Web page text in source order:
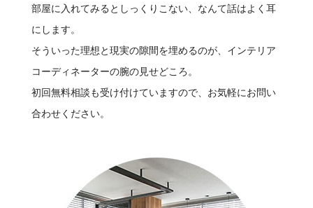
部屋に入れてみるとしっくりこない、なんて話はよく耳
にします。
そういった理想と現実の隙間を埋めるのが、インテリア
コーディネーターの腕の見せどころ。
初回無料相談も受け付けていますので、お気軽にお問い
合わせください。